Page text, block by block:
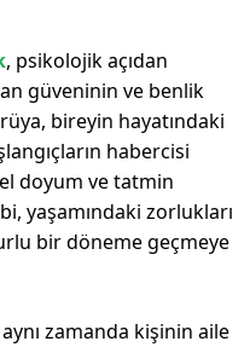
, psikolojik açıdan
güveninin ve benlik
rüya, bireyin hayatındaki
habercisi
doyum ve tatmin
yaşamındaki zorlukları
bir döneme geçmeye
zamanda kişinin aile